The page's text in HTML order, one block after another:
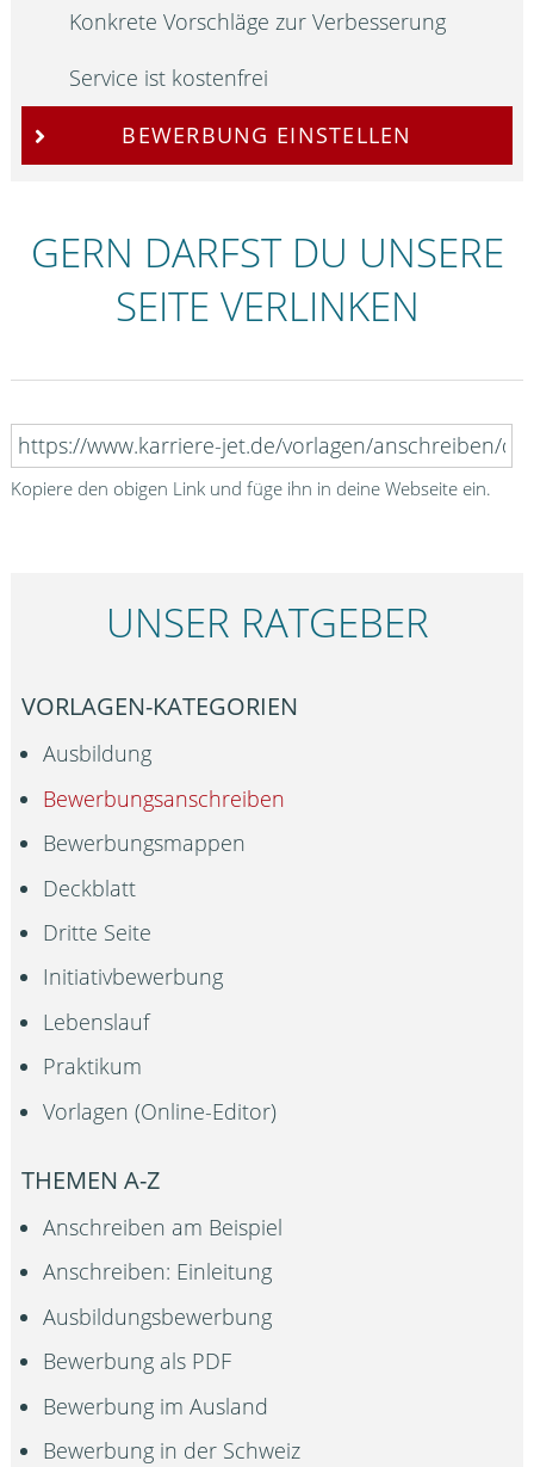
Konkrete Vorschläge zur Verbesserung
Service ist kostenfrei
BEWERBUNG EINSTELLEN
GERN DARFST DU UNSERE
SEITE VERLINKEN
Kopiere den obigen Link und füge ihn in deine Webseite ein.
UNSER RATGEBER
VORLAGEN-KATEGORIEN
Ausbildung
Bewerbungsanschreiben
Bewerbungsmappen
Deckblatt
Dritte Seite
Initiativbewerbung
Lebenslauf
Praktikum
Vorlagen (Online-Editor)
THEMEN A-Z
Anschreiben am Beispiel
Anschreiben: Einleitung
Ausbildungsbewerbung
Bewerbung als PDF
Bewerbung im Ausland
Bewerbung in der Schweiz